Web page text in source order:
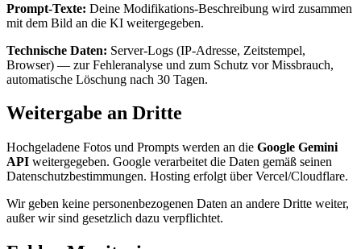
Prompt-Texte: Deine Modifikations-Beschreibung wird zusammen
mit dem Bild an die KI weitergegeben.
Technische Daten: Server-Logs (IP-Adresse, Zeitstempel,
Browser) — zur Fehleranalyse und zum Schutz vor Missbrauch,
automatische Löschung nach 30 Tagen.
Weitergabe an Dritte
Hochgeladene Fotos und Prompts werden an die Google Gemini
API weitergegeben. Google verarbeitet die Daten gemäß seinen
Datenschutzbestimmungen. Hosting erfolgt über Vercel/Cloudflare.
Wir geben keine personenbezogenen Daten an andere Dritte weiter,
außer wir sind gesetzlich dazu verpflichtet.